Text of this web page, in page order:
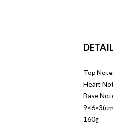
DETAIL
Top
Heart
Base
160g